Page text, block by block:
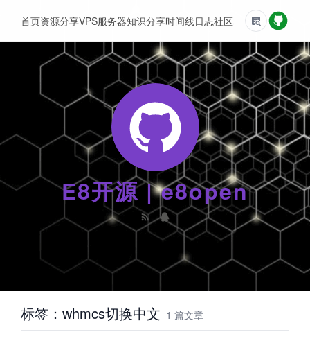
E8开源 | e8open
首页资源分享VPS服务器知识分享时间线日志社区友情链接
标签：whmcs切换中文 1 篇文章